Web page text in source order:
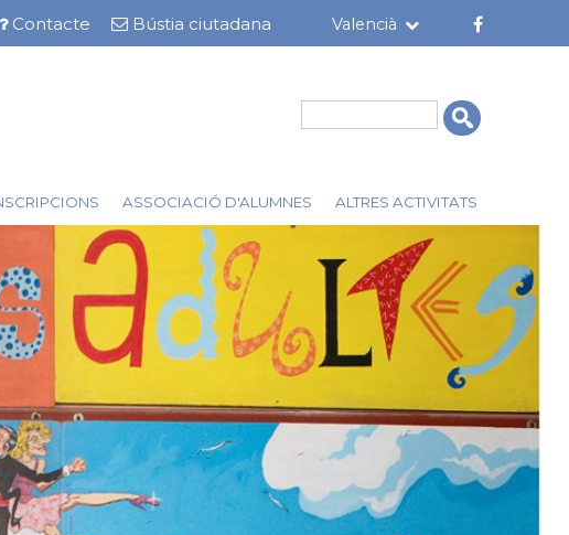
Valencià
Contacte Bústia ciutadana
ASSOCIACIÓ D'ALUMNES ALTRES ACTIVITATS